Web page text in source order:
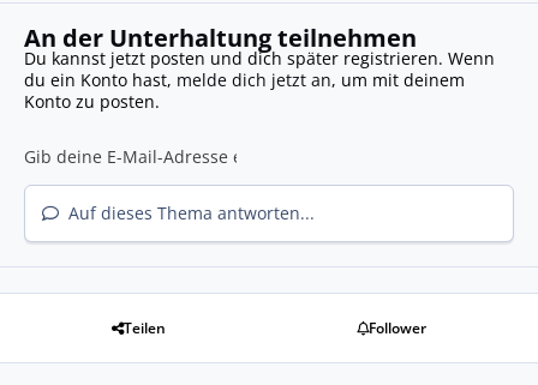
An der Unterhaltung teilnehmen
Du kannst jetzt posten und dich später registrieren. Wenn
du ein Konto hast, melde dich jetzt an, um mit deinem
Konto zu posten.
Auf dieses Thema antworten...
Teilen Follower